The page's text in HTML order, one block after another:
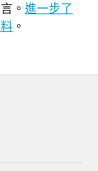
。進一步了
。